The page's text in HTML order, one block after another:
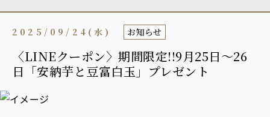
〈LINEクーポン〉期間限定!!9月25日〜26
日「安納芋と豆富白玉」プレゼント
2025/09/24(水) お知らせ